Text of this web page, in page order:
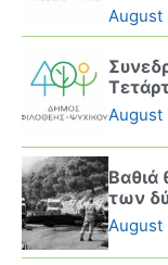
August
August
Βαθιά
των
August